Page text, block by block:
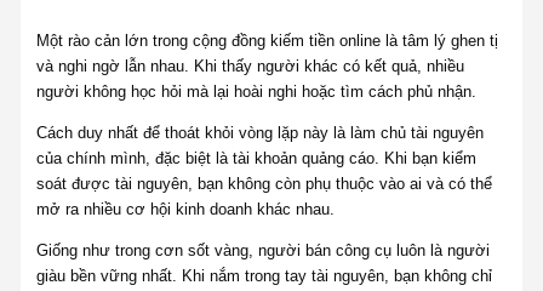
Một rào cản lớn trong cộng đồng kiếm tiền online là tâm lý ghen tị
và nghi ngờ lẫn nhau. Khi thấy người khác có kết quả, nhiều
người không học hỏi mà lại hoài nghi hoặc tìm cách phủ nhận.
Cách duy nhất để thoát khỏi vòng lặp này là làm chủ tài nguyên
của chính mình, đặc biệt là tài khoản quảng cáo. Khi bạn kiểm
soát được tài nguyên, bạn không còn phụ thuộc vào ai và có thể
mở ra nhiều cơ hội kinh doanh khác nhau.
Giống như trong cơn sốt vàng, người bán công cụ luôn là người
giàu bền vững nhất. Khi nắm trong tay tài nguyên, bạn không chỉ